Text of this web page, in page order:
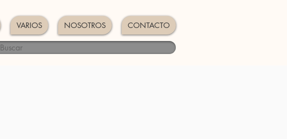
VARIOS NOSOTROS CONTACTO
Buscar